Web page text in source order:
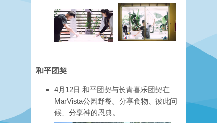
和平团契
4月12日 和平团契与长青喜乐团契在
MarVista公园野餐。分享食物、彼此问
候、分享神的恩典。​